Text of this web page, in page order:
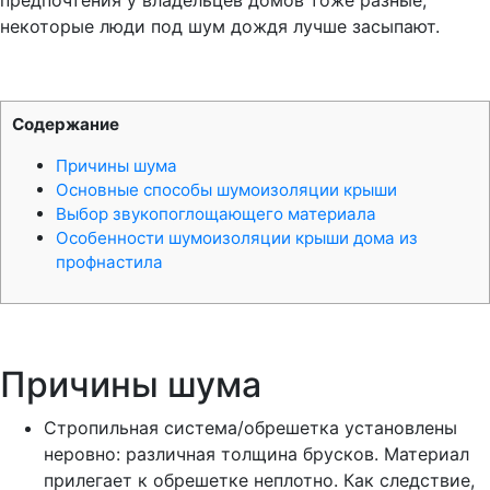
некоторые люди под шум дождя лучше засыпают.
Содержание
Причины шума
Основные способы шумоизоляции крыши
Выбор звукопоглощающего материала
Особенности шумоизоляции крыши дома из
профнастила
Причины шума
Стропильная система/обрешетка установлены
неровно: различная толщина брусков. Материал
прилегает к обрешетке неплотно. Как следствие,